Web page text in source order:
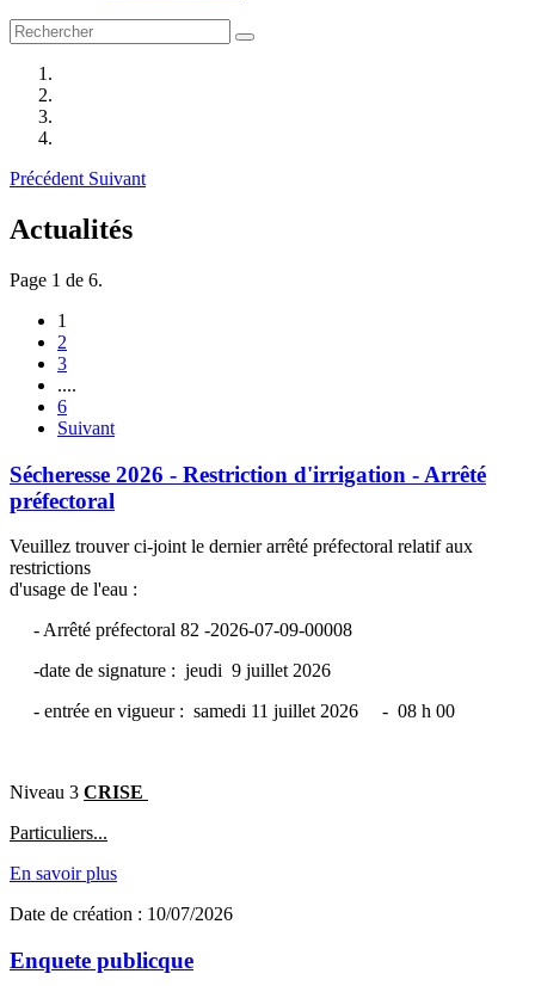
Précédent Suivant
Actualités
Page 1 de 6.
1
2
3
....
6
Suivant
Sécheresse 2026 - Restriction d'irrigation - Arrêté
préfectoral
Veuillez trouver ci-joint le dernier arrêté préfectoral relatif aux
restrictions
d'usage de l'eau :
- Arrêté préfectoral 82 -2026-07-09-00008
-date de signature : jeudi 9 juillet 2026
- entrée en vigueur : samedi 11 juillet 2026 - 08 h 00
Niveau 3 CRISE
Particuliers...
En savoir plus
Date de création : 10/07/2026
Enquete publicque